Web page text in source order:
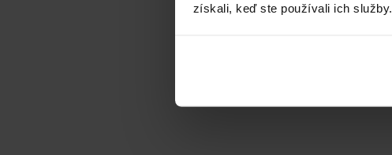
získali, keď ste používali ich služby.